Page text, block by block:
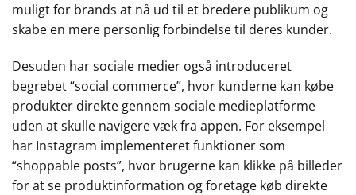
muligt for brands at nå ud til et bredere publikum og
skabe en mere personlig forbindelse til deres kunder.
Desuden har sociale medier også introduceret
begrebet “social commerce”, hvor kunderne kan købe
produkter direkte gennem sociale medieplatforme
uden at skulle navigere væk fra appen. For eksempel
har Instagram implementeret funktioner som
“shoppable posts”, hvor brugerne kan klikke på billeder
for at se produktinformation og foretage køb direkte